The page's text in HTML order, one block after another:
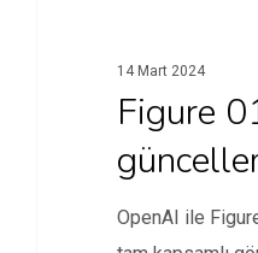
14 Mart 2024
Figure
OpenAI ile